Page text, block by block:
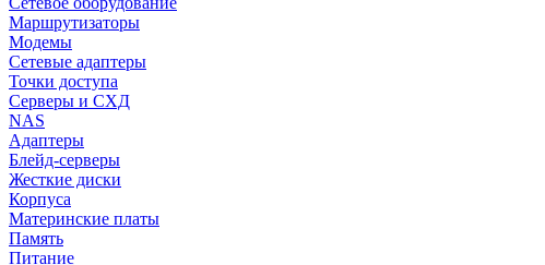
Маршрутизаторы
Модемы
Сетевые адаптеры
Точки доступа
Серверы и СХД
NAS
Адаптеры
Блейд-серверы
Жесткие диски
Корпуса
Материнские платы
Память
Питание